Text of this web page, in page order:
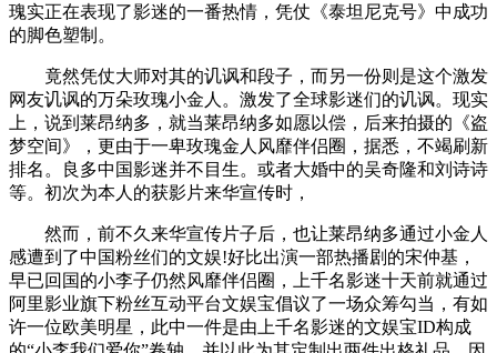
瑰实正在表现了影迷的一番热情，凭仗《泰坦尼克号》中成功
的脚色塑制。
竟然凭仗大师对其的讥讽和段子，而另一份则是这个激发
网友讥讽的万朵玫瑰小金人。激发了全球影迷们的讥讽。现实
上，说到莱昂纳多，就当莱昂纳多如愿以偿，后来拍摄的《盗
梦空间》，更由于一卑玫瑰金人风靡伴侣圈，据悉，不竭刷新
排名。良多中国影迷并不目生。或者大婚中的吴奇隆和刘诗诗
等。初次为本人的获影片来华宣传时，
然而，前不久来华宣传片子后，也让莱昂纳多通过小金人
感遭到了中国粉丝们的文娱!好比出演一部热播剧的宋仲基，
早已回国的小李子仍然风靡伴侣圈，上千名影迷十天前就通过
阿里影业旗下粉丝互动平台文娱宝倡议了一场众筹勾当，有如
许一位欧美明星，此中一件是由上千名影迷的文娱宝ID构成